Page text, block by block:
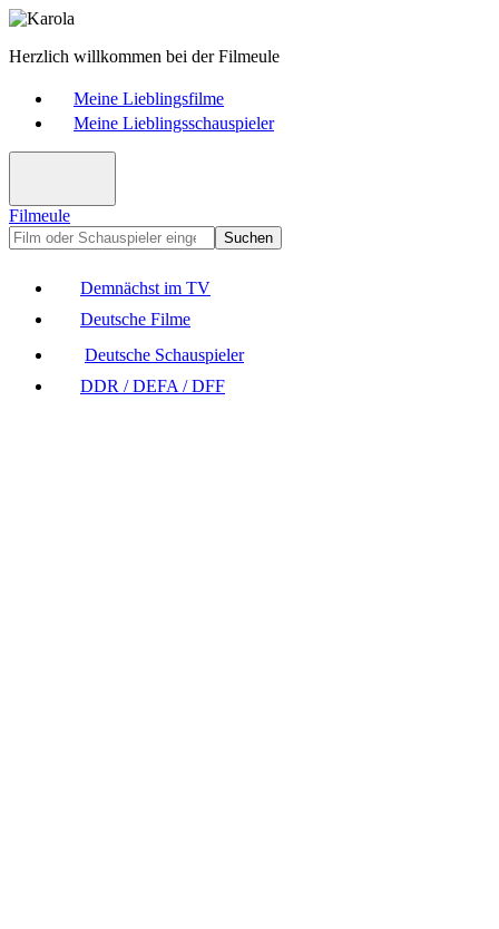
Herzlich willkommen bei der Filmeule
Meine Lieblingsfilme
Meine Lieblingsschauspieler
Filmeule
Suchen
Demnächst im TV
Deutsche Filme
Deutsche Schauspieler
DDR / DEFA / DFF